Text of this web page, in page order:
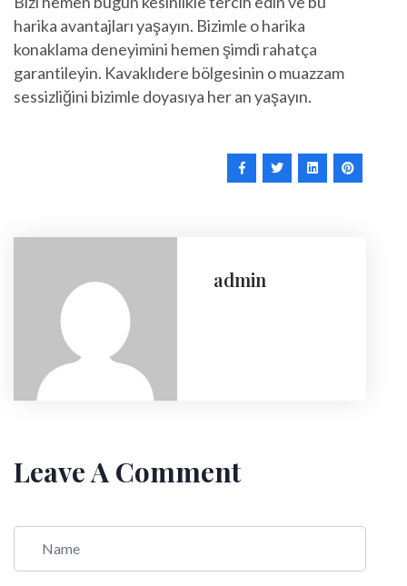
harika avantajları yaşayın. Bizimle o harika
konaklama deneyimini hemen şimdi rahatça
garantileyin. Kavaklıdere bölgesinin o muazzam
sessizliğini bizimle doyasıya her an yaşayın.
admin
Leave A Comment